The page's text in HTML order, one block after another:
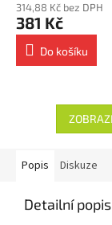
314,88 Kč bez DPH
381 Kč
Do košíku
Popis Diskuze
Detailní